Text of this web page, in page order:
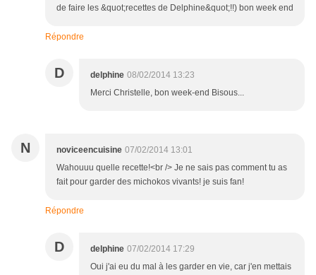
de faire les &quot;recettes de Delphine&quot;!!) bon week end
Répondre
D delphine 08/02/2014 13:23
Merci Christelle, bon week-end Bisous...
N noviceencuisine 07/02/2014 13:01
Wahouuu quelle recette!<br /> Je ne sais pas comment tu as
fait pour garder des michokos vivants! je suis fan!
Répondre
D delphine 07/02/2014 17:29
Oui j'ai eu du mal à les garder en vie, car j'en mettais